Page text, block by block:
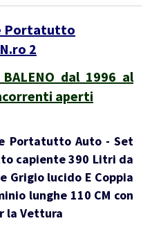
Portatutto
N.ro 2
BALENO dal 1996 al
aperti
Portatutto Auto - Set
capiente 390 Litri da
Grigio lucido E Coppia
lunghe 110 CM con
la Vettura